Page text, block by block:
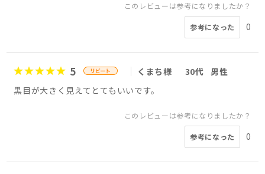
このレビューは参考になりましたか？
参考になった 0
5 くまち様 30代
男性
黒目が大きく見えてとてもいいです。
このレビューは参考になりましたか？
参考になった 0